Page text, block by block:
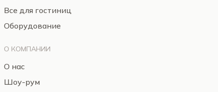
Все для гостиниц
Оборудование
О КОМПАНИИ
О нас
Шоу-рум